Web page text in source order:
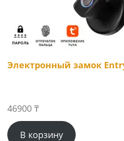
Электронный замок
46900 ₸
В корзину